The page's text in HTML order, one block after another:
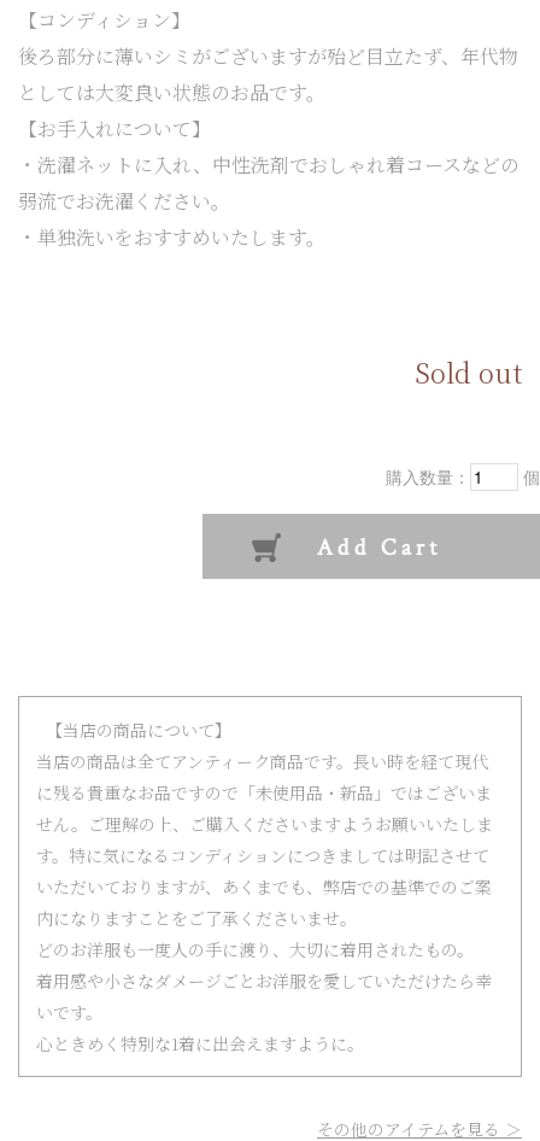
【コンディション】
後ろ部分に薄いシミがございますが殆ど目立たず、年代物
としては大変良い状態のお品です。
【お手入れについて】
・洗濯ネットに入れ、中性洗剤でおしゃれ着コースなどの
弱流でお洗濯ください。
・単独洗いをおすすめいたします。
Sold out
購入数量： 個
【当店の商品について】
当店の商品は全てアンティーク商品です。長い時を経て現代
に残る貴重なお品ですので「未使用品・新品」ではございま
せん。ご理解の上、ご購入くださいますようお願いいたしま
す。特に気になるコンディションにつきましては明記させて
いただいておりますが、あくまでも、弊店での基準でのご案
内になりますことをご了承くださいませ。
どのお洋服も一度人の手に渡り、大切に着用されたもの。
着用感や小さなダメージごとお洋服を愛していただけたら幸
いです。
心ときめく特別な1着に出会えますように。
その他のアイテムを見る ＞